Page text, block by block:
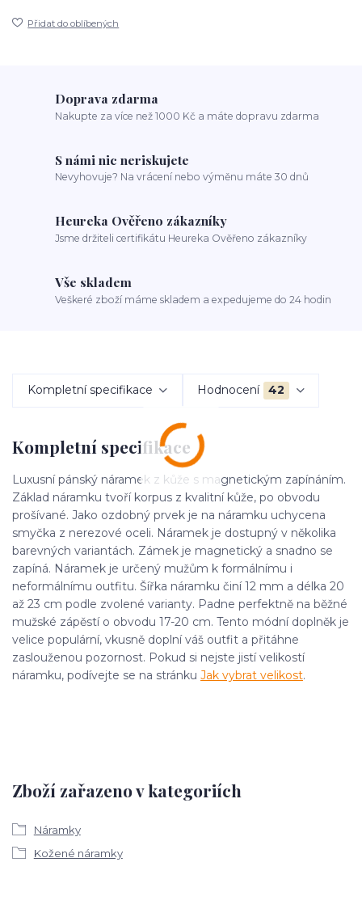
Přidat do oblíbených
Doprava zdarma
Nakupte za více než 1000 Kč a máte dopravu zdarma
S námi nic neriskujete
Nevyhovuje? Na vrácení nebo výměnu máte 30 dnů
Heureka Ověřeno zákazníky
Jsme držiteli certifikátu Heureka Ověřeno zákazníky
Vše skladem
Veškeré zboží máme skladem a expedujeme do 24 hodin
Kompletní specifikace Hodnocení 42
Kompletní specifikace
Luxusní pánský náramek z kůže s magnetickým zapínáním.
Základ náramku tvoří korpus z kvalitní kůže, po obvodu
prošívané. Jako ozdobný prvek je na náramku uchycena
smyčka z nerezové oceli. Náramek je dostupný v několika
barevných variantách. Zámek je magnetický a snadno se
zapíná. Náramek je určený mužům k formálnímu i
neformálnímu outfitu. Šířka náramku činí 12 mm a délka 20
až 23 cm podle zvolené varianty. Padne perfektně na běžné
mužské zápěstí o obvodu 17-20 cm. Tento módní doplněk je
velice populární, vkusně doplní váš outfit a přitáhne
zaslouženou pozornost. Pokud si nejste jistí velikostí
náramku, podívejte se na stránku Jak vybrat velikost.
Zboží zařazeno v kategoriích
Náramky
Kožené náramky